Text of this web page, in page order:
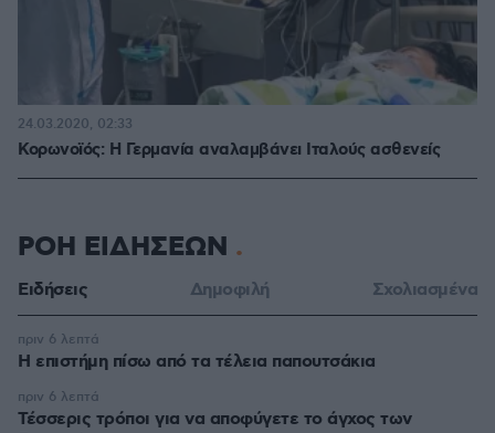
Κορωνοϊός: Η Γερμανία αναλαμβάνει Ιταλούς ασθενείς
24.03.2020, 02:33
ΡΟΗ ΕΙΔΗΣΕΩΝ
Ειδήσεις Δημοφιλή Σχολιασμένα
Η επιστήμη πίσω από τα τέλεια παπουτσάκια
πριν 6 λεπτά
Τέσσερις τρόποι για να αποφύγετε το άγχος των
πριν 6 λεπτά